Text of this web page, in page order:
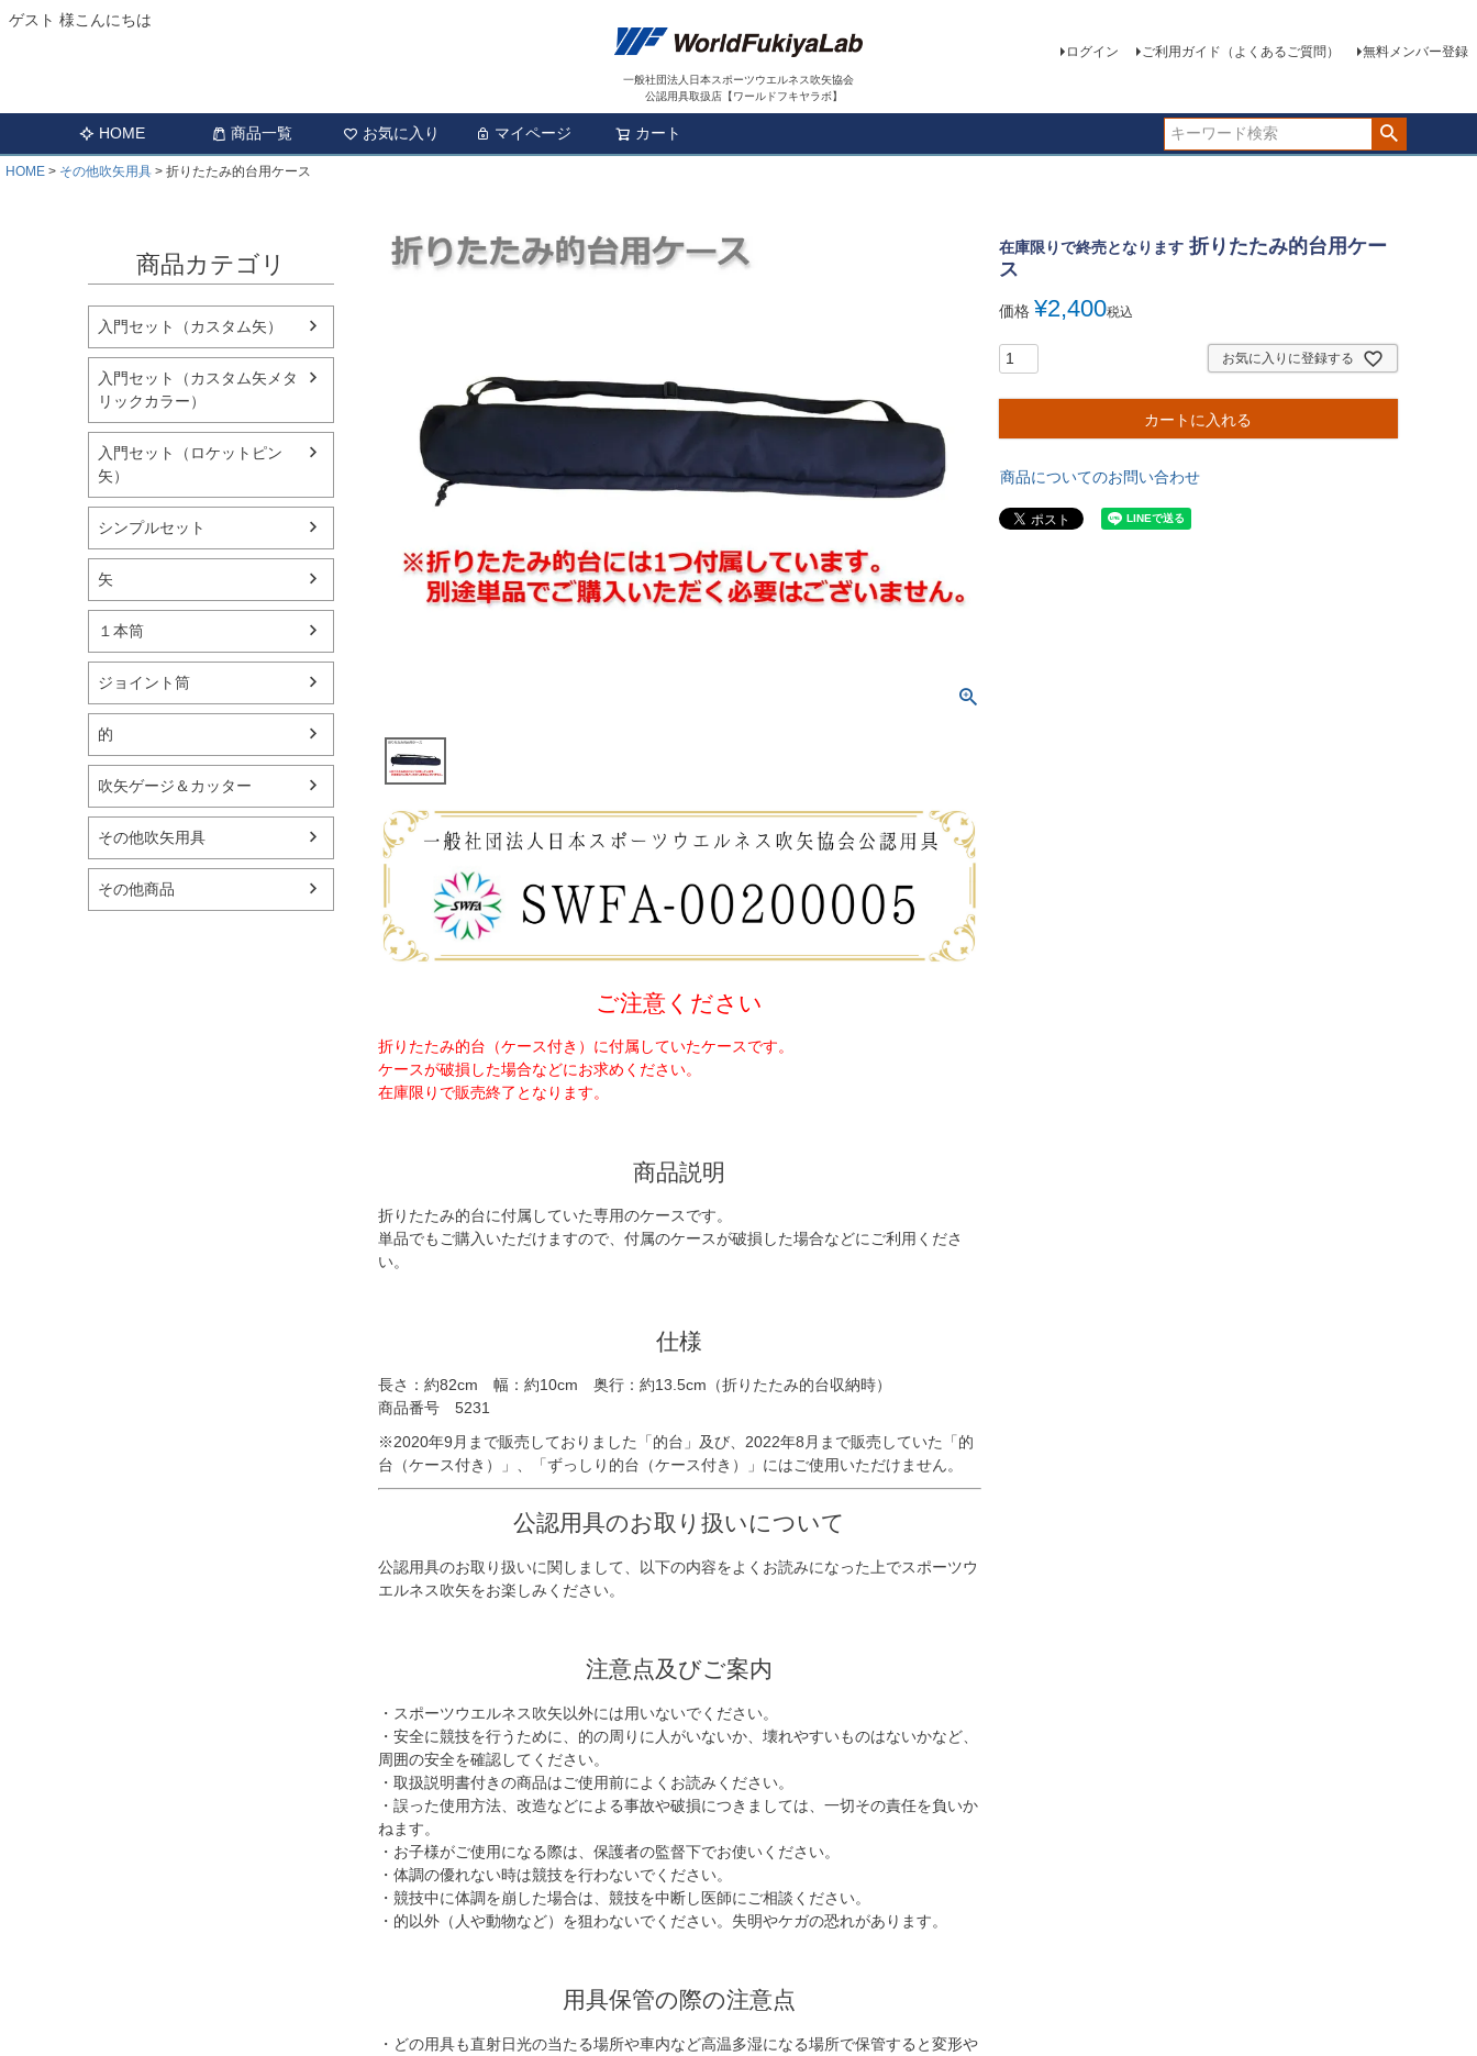
ゲスト 様こんにちは
一般社団法人日本スポーツウエルネス吹矢協会
公認用具取扱店【ワールドフキヤラボ】
ログイン ご利用ガイド（よくあるご質問） 無料メンバー登録
HOME 商品一覧 お気に入り マイページ カート
HOME その他吹矢用具 折りたたみ的台用ケース
商品カテゴリ
入門セット（カスタム矢）
入門セット（カスタム矢メタ
リックカラー）
入門セット（ロケットピン
矢）
シンプルセット
矢
１本筒
ジョイント筒
的
吹矢ゲージ＆カッター
その他吹矢用具
その他商品
ご注意ください
折りたたみ的台（ケース付き）に付属していたケースです。
ケースが破損した場合などにお求めください。
在庫限りで販売終了となります。
商品説明
折りたたみ的台に付属していた専用のケースです。
単品でもご購入いただけますので、付属のケースが破損した場合などにご利用くださ
い。
仕様
長さ：約82cm 幅：約10cm 奥行：約13.5cm（折りたたみ的台収納時）
商品番号 5231
※2020年9月まで販売しておりました「的台」及び、2022年8月まで販売していた「的
台（ケース付き）」、「ずっしり的台（ケース付き）」にはご使用いただけません。
公認用具のお取り扱いについて
公認用具のお取り扱いに関しまして、以下の内容をよくお読みになった上でスポーツウ
エルネス吹矢をお楽しみください。
注意点及びご案内
・スポーツウエルネス吹矢以外には用いないでください。
・安全に競技を行うために、的の周りに人がいないか、壊れやすいものはないかなど、
周囲の安全を確認してください。
・取扱説明書付きの商品はご使用前によくお読みください。
・誤った使用方法、改造などによる事故や破損につきましては、一切その責任を負いか
ねます。
・お子様がご使用になる際は、保護者の監督下でお使いください。
・体調の優れない時は競技を行わないでください。
・競技中に体調を崩した場合は、競技を中断し医師にご相談ください。
・的以外（人や動物など）を狙わないでください。失明やケガの恐れがあります。
用具保管の際の注意点
・どの用具も直射日光の当たる場所や車内など高温多湿になる場所で保管すると変形や
在庫限りで終売となります 折りたたみ的台用ケー
ス
価格 ¥2,400税込
お気に入りに登録する
カートに入れる
商品についてのお問い合わせ